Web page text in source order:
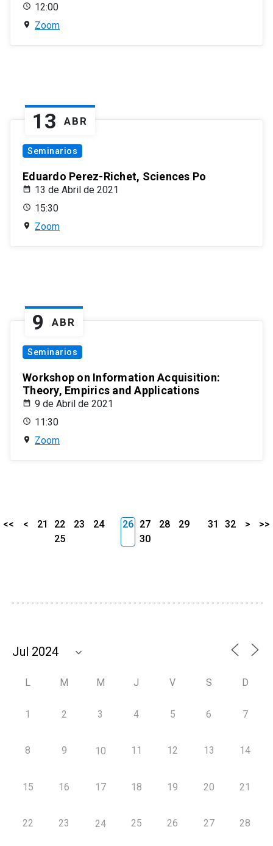
12:00
Zoom
13 ABR
Seminarios
Eduardo Perez-Richet, Sciences Po
13 de Abril de 2021
15:30
Zoom
9 ABR
Seminarios
Workshop on Information Acquisition:
Theory, Empirics and Applications
9 de Abril de 2021
11:30
Zoom
<< < 21 22 23
24
25
26 27 28
29
30
31 32 > >>
L M M J V S D
1 2 3 4 5 6 7
8 9 10 11 12 13 14
15 16 17 18 19 20 21
22 23 24 25 26 27 28